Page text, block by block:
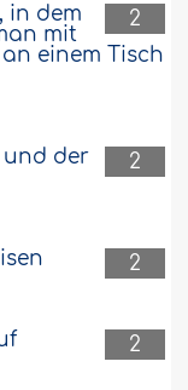
Bruder
3-1-2017
dem
wenn beide
Die
2
in dem
mit
einem Tisch
2
und der
2
2